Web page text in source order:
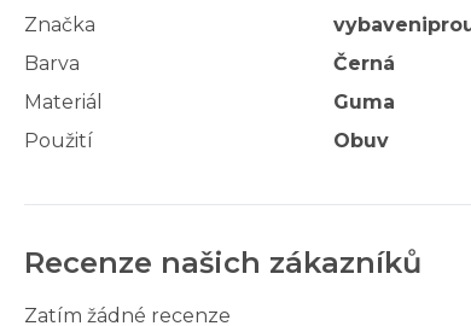
Značka
Barva
Černá
Materiál
Guma
Použití
Obuv
Recenze našich zákazníků
Zatím žádné recenze